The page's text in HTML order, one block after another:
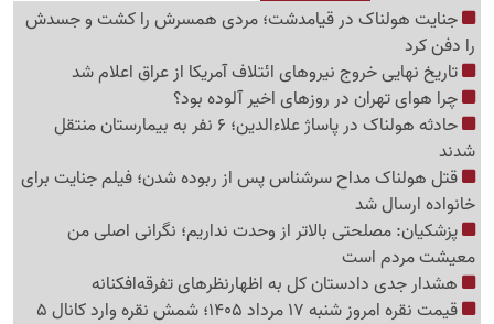
جنایت هولناک در قیامدشت؛ مردی همسرش را کشت و جسدش
را دفن کرد
تاریخ نهایی خروج نیروهای ائتلاف آمریکا از عراق اعلام شد
چرا هوای تهران در روزهای اخیر آلوده بود؟
حادثه هولناک در پاساژ علاءالدین؛ 6 نفر به بیمارستان منتقل
شدند
قتل هولناک مداح سرشناس پس از ربوده شدن؛ فیلم جنایت برای
خانواده ارسال شد
پزشکیان: مصلحتی بالاتر از وحدت نداریم؛ نگرانی اصلی من
معیشت مردم است
هشدار جدی دادستان کل به اظهارنظرهای تفرقه‌افکنانه
قیمت نقره امروز شنبه 17 مرداد 1405؛ شمش نقره وارد کانال 5